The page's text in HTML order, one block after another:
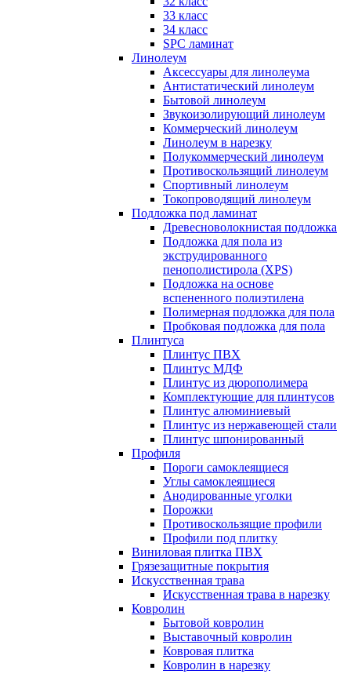
33 класс
34 класс
SPC ламинат
Линолеум
Аксессуары для линолеума
Антистатический линолеум
Бытовой линолеум
Звукоизолирующий линолеум
Коммерческий линолеум
Линолеум в нарезку
Полукоммерческий линолеум
Противоскользящий линолеум
Спортивный линолеум
Токопроводящий линолеум
Подложка под ламинат
Древесноволокнистая подложка
Подложка для пола из
экструдированного
пенополистирола (XPS)
Подложка на основе
вспененного полиэтилена
Полимерная подложка для пола
Пробковая подложка для пола
Плинтуса
Плинтус ПВХ
Плинтус МДФ
Плинтус из дюрополимера
Комплектующие для плинтусов
Плинтус алюминиевый
Плинтус из нержавеющей стали
Плинтус шпонированный
Профиля
Пороги самоклеящиеся
Углы самоклеящиеся
Анодированные уголки
Порожки
Противоскользящие профили
Профили под плитку
Виниловая плитка ПВХ
Грязезащитные покрытия
Искусственная трава
Искусственная трава в нарезку
Ковролин
Бытовой ковролин
Выставочный ковролин
Ковровая плитка
Ковролин в нарезку